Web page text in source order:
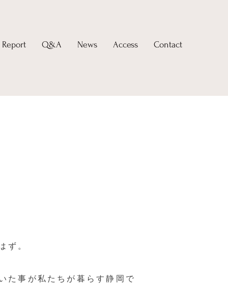
Report Q&A News Access Contact
ず。
た事が私たちが暮らす​静岡で